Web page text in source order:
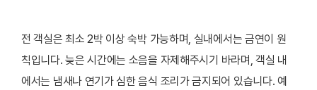
전 객실은 최소 2박 이상 숙박 가능하며, 실내에서는 금연이 원
칙입니다. 늦은 시간에는 소음을 자제해주시기 바라며, 객실 내
에서는 냄새나 연기가 심한 음식 조리가 금지되어 있습니다. 예